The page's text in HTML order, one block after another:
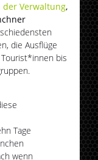
der Verwaltung,
die Ausflüge
Tourist*innen bis
Tage
wenn